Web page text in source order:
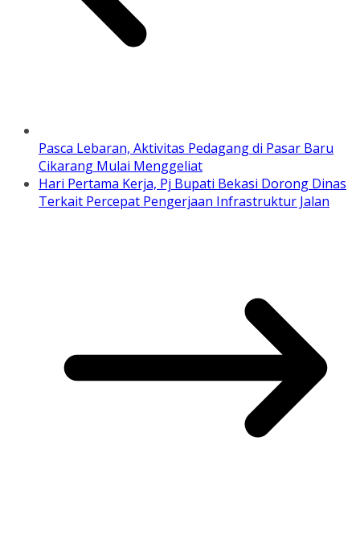
Pasca Lebaran, Aktivitas Pedagang di Pasar Baru
Cikarang Mulai Menggeliat
Hari Pertama Kerja, Pj Bupati Bekasi Dorong Dinas
Terkait Percepat Pengerjaan Infrastruktur Jalan